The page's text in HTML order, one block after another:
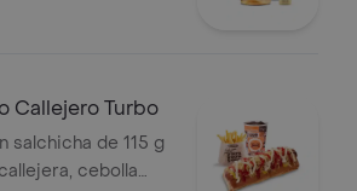
salsa blanca y
Callejero Turbo
salchicha de 115 g
cebolla